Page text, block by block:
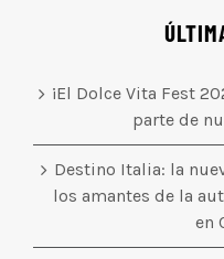
¡El Dolce Vita Fest
parte de
Destino Italia: la
los amantes de la
en